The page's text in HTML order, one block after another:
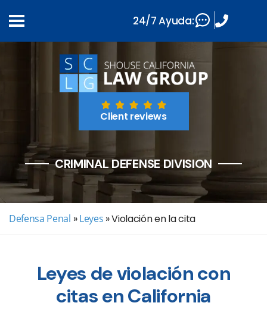
Client reviews
CRIMINAL DEFENSE DIVISION
Defensa Penal » Leyes »Violación en la cita
Leyes de violación con
citas en California
24/7 Ayuda: